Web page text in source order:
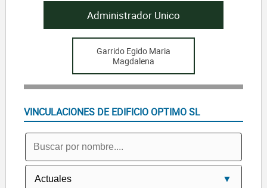
Administrador Unico
Garrido Egido Maria
Magdalena
VINCULACIONES DE EDIFICIO OPTIMO SL